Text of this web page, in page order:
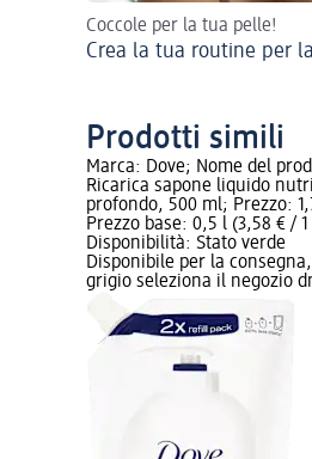
Coccole per la tua pelle!
Crea la tua routine per
Prodotti simili
Marca: Dove; Nome del
Ricarica sapone liquido
profondo, 500 ml; Prezzo:
Prezzo base: 0,5 l (3,58 € / 1
Disponibilità: Stato verde
Disponibile per la
grigio seleziona il negozio